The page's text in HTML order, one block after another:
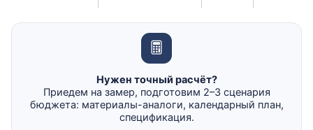
Нужен точный расчёт?
Приедем на замер, подготовим 2–3 сценария
бюджета: материалы-аналоги, календарный план,
спецификация.